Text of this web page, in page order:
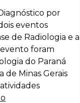
por
eventos
de Radiologia e a
evento foram
do Paraná
de Minas Gerais